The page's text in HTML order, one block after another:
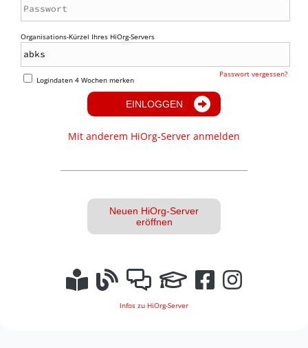
Organisations-Kürzel Ihres HiOrg-Servers
Logindaten 4 Wochen merken
Passwort vergessen?
EINLOGGEN
Mit anderem HiOrg-Server anmelden
Neuen HiOrg-Server
eröffnen
Infos zu HiOrg-Server